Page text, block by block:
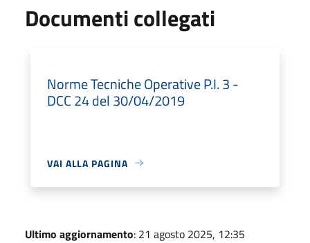
Documenti collegati
Norme Tecniche Operative P.I. 3 -
DCC 24 del 30/04/2019
VAI ALLA PAGINA
Ultimo aggiornamento: 21 agosto 2025, 12:35